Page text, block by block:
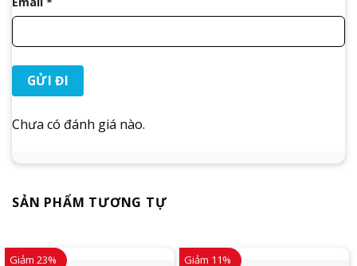
Chưa có đánh giá nào.
SẢN PHẨM TƯƠNG TỰ
Giảm 23% Giảm 11%